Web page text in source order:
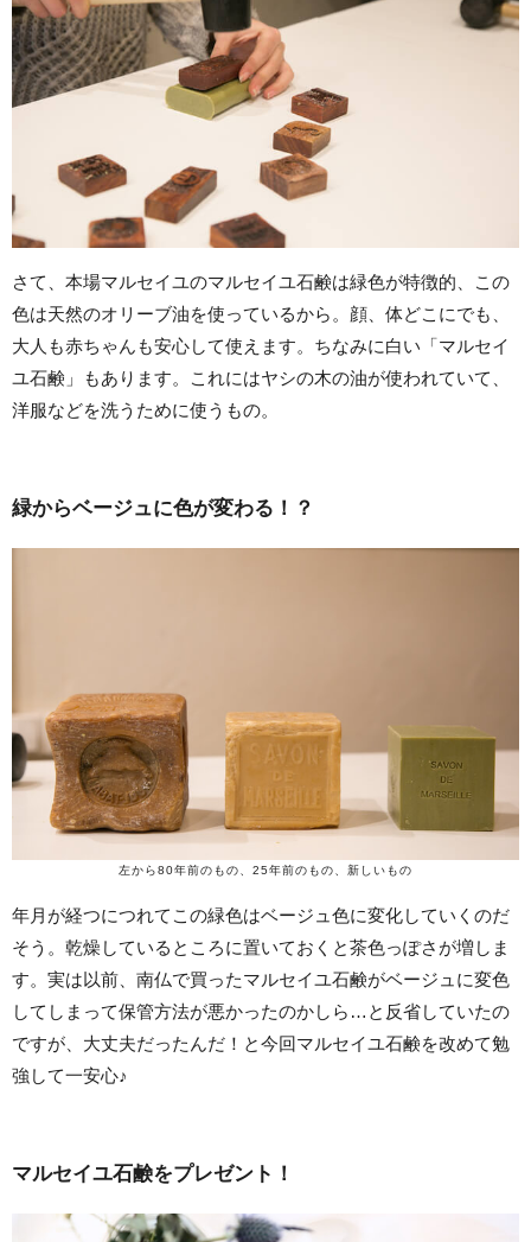
さて、本場マルセイユのマルセイユ石鹸は緑色が特徴的、この
色は天然のオリーブ油を使っているから。顔、体どこにでも、
大人も赤ちゃんも安心して使えます。ちなみに白い「マルセイ
ユ石鹸」もあります。これにはヤシの木の油が使われていて、
洋服などを洗うために使うもの。
緑からベージュに色が変わる！？
左から80年前のもの、25年前のもの、新しいもの
年月が経つにつれてこの緑色はベージュ色に変化していくのだ
そう。乾燥しているところに置いておくと茶色っぽさが増しま
す。実は以前、南仏で買ったマルセイユ石鹸がベージュに変色
してしまって保管方法が悪かったのかしら…と反省していたの
ですが、大丈夫だったんだ！と今回マルセイユ石鹸を改めて勉
強して一安心♪
マルセイユ石鹸をプレゼント！